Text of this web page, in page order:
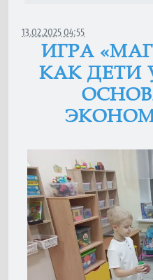
13.02.2025 04:55
ИГРА
КАК ДЕТИ